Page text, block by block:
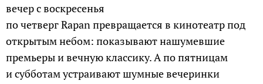
вечер с воскресенья
по четверг Rapan превращается в кинотеатр под
открытым небом: показывают нашумевшие
премьеры и вечную классику. А по пятницам
и субботам устраивают шумные вечеринки